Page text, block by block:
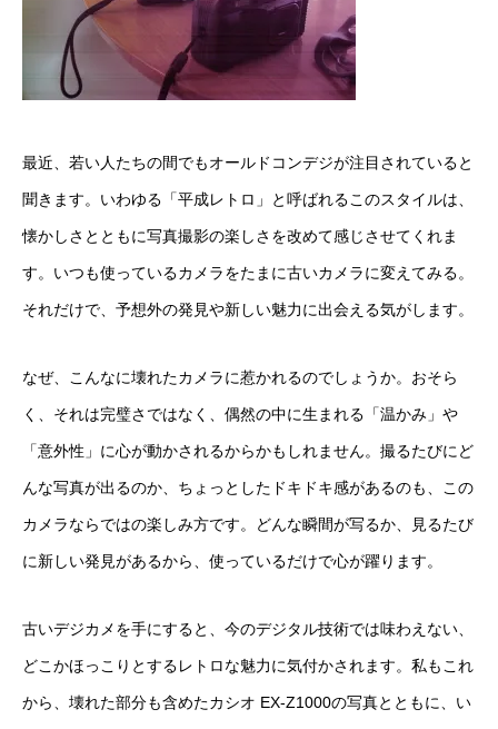
最近、若い人たちの間でもオールドコンデジが注目されていると
聞きます。いわゆる「平成レトロ」と呼ばれるこのスタイルは、
懐かしさとともに写真撮影の楽しさを改めて感じさせてくれま
す。いつも使っているカメラをたまに古いカメラに変えてみる。
それだけで、予想外の発見や新しい魅力に出会える気がします。
なぜ、こんなに壊れたカメラに惹かれるのでしょうか。おそら
く、それは完璧さではなく、偶然の中に生まれる「温かみ」や
「意外性」に心が動かされるからかもしれません。撮るたびにど
んな写真が出るのか、ちょっとしたドキドキ感があるのも、この
カメラならではの楽しみ方です。どんな瞬間が写るか、見るたび
に新しい発見があるから、使っているだけで心が躍ります。
古いデジカメを手にすると、今のデジタル技術では味わえない、
どこかほっこりとするレトロな魅力に気付かされます。私もこれ
から、壊れた部分も含めたカシオ EX-Z1000の写真とともに、い